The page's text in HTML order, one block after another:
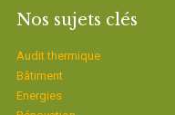
Nos sujets clés
Audit thermique
Bâtiment
Energies